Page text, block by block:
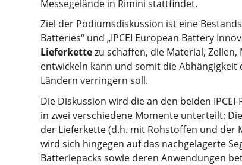
Messegelände in Rimini stattfindet.
Ziel der Podiumsdiskussion ist eine
Batteries“ und „IPCEI European Battery
Lieferkettezu schaffen, die Material,
entwickeln kann und somit die
Ländern verringern soll.
Die Diskussion wird die an den beiden
in zwei verschiedene Momente unterteilt:
der Lieferkette (d.h. mit Rohstoffen und der
wird sich hingegen auf das nachgelagerte
Batteriepacks sowie deren Anwendungen